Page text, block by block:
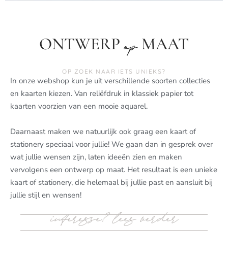
ONTWERPopMAAT
OP ZOEK NAAR IETS UNIEKS?
In onze webshop kun je uit verschillende soorten collecties
en kaarten kiezen. Van reliëfdruk in klassiek papier tot
kaarten voorzien van een mooie aquarel.
Daarnaast maken we natuurlijk ook graag een kaart of
stationery speciaal voor jullie! We gaan dan in gesprek over
wat jullie wensen zijn, laten ideeën zien en maken
vervolgens een ontwerp op maat. Het resultaat is een unieke
kaart of stationery, die helemaal bij jullie past en aansluit bij
jullie stijl en wensen!
interesse? lees verder